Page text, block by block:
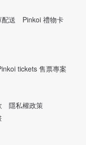
送
Pinkoi 禮物卡
tickets 售票專案
隱私權政策